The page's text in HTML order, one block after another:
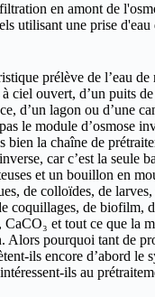
en amont de
utilisant une prise d'eau
prélève de l’eau de
ciel ouvert, d’un puits
d’un lagon ou d’une
le module d’osmose
bien la chaîne de
car c’est la seule
et un bouillon en
de colloïdes, de larves,
coquillages, de biofilm,
et tout ce que la
Alors pourquoi tant de
ils encore d’abord le
ils au